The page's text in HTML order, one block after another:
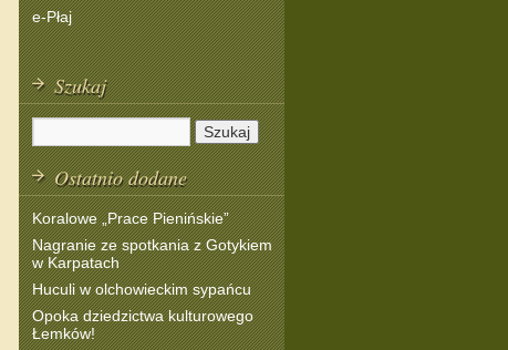
e-Płaj
Szukaj
Ostatnio dodane
Koralowe „Prace Pienińskie”
Nagranie ze spotkania z Gotykiem
w Karpatach
Huculi w olchowieckim sypańcu
Opoka dziedzictwa kulturowego
Łemków!